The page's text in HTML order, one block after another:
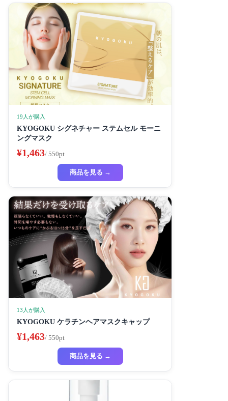
19人が購入
KYOGOKU シグネチャー ステムセル モーニ
ングマスク
¥1,463/ 550pt
商品を見る →
13人が購入
KYOGOKU ケラチンヘアマスクキャップ
¥1,463/ 550pt
商品を見る →